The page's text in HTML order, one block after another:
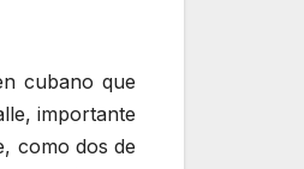
cubano que
importante
como dos de